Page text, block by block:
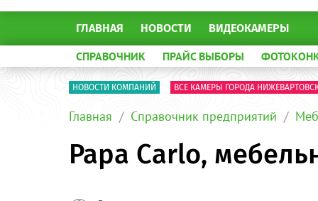
ГЛАВНАЯ НОВОСТИ ВИДЕОКАМЕРЫ
СПРАВОЧНИК ПРАЙС ВЫБОРЫ
НОВОСТИ КОМПАНИЙ ВСЕ КАМЕРЫ ГОРОДА
Главная Справочник предприятий
Papa Carlo,